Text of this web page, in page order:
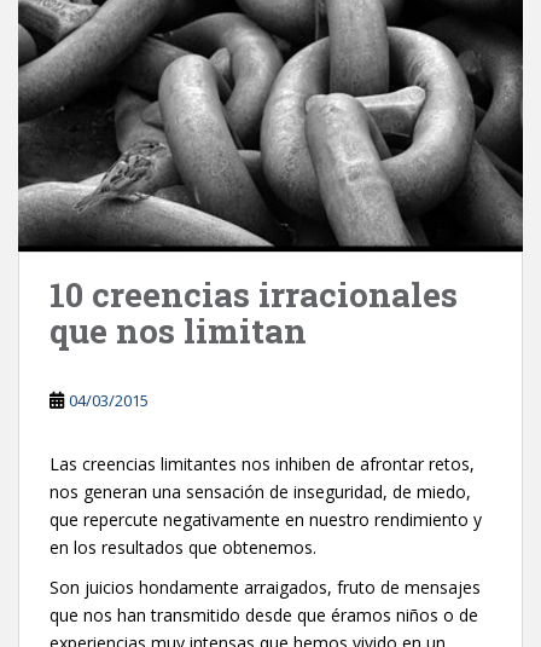
10 creencias irracionales
que nos limitan
04/03/2015
Las creencias limitantes nos inhiben de afrontar retos,
nos generan una sensación de inseguridad, de miedo,
que repercute negativamente en nuestro rendimiento y
en los resultados que obtenemos.
Son juicios hondamente arraigados, fruto de mensajes
que nos han transmitido desde que éramos niños o de